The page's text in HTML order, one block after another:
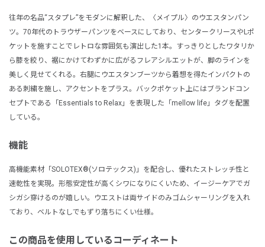
往年の名品“スタプレ”をモダンに解釈した、〈メイプル〉のウエスタンパン
ツ。70年代のトラウザーパンツをベースにしており、センタークリースやLポ
ケットを施すことでレトロな雰囲気も演出した1本。すっきりとしたワタリか
ら膝を絞り、裾にかけてわずかに広がるフレアシルエットが、脚のラインを
美しく見せてくれる。右腿にウエスタンブーツから着想を得たインパクトの
ある刺繍を施し、アクセントをプラス。バックポケット上にはブランドコン
セプトである「Essentials to Relax」を表現した「mellow life」タグを配置
している。
機能
高機能素材「SOLOTEX®(ソロテックス)」を配合し、優れたストレッチ性と
速乾性を実現。形態安定性が高くシワになりにくいため、イージーケアでガ
シガシ穿けるのが嬉しい。ウエストは両サイドのみゴムシャーリングを入れ
ており、ベルトなしでもずり落ちにくい仕様。
この商品を使用しているコーディネート